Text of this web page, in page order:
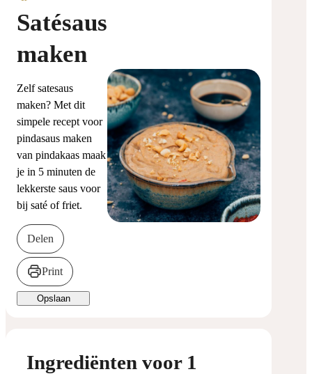
Satésaus
maken
Zelf satesaus
maken? Met dit
simpele recept voor
pindasaus maken
van pindakaas maak
je in 5 minuten de
lekkerste saus voor
bij saté of friet.
Delen
Print
Opslaan
Ingrediënten voor 1